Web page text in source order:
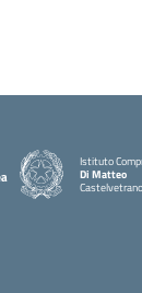
Istituto
Di Matteo